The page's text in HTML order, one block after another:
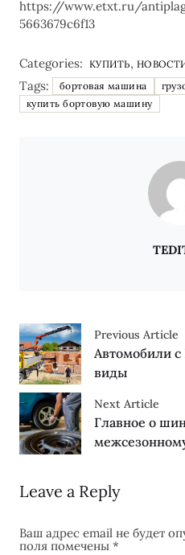
https://www.etxt.ru/
5663679c6f13
Categories: КУПИТЬ,
Tags: бортовая машина
купить бортовую машину
Previous Article
Автомобили
виды
Next Article
Главное о
Leave a Reply
Ваш адрес email не будет
поля помечены *